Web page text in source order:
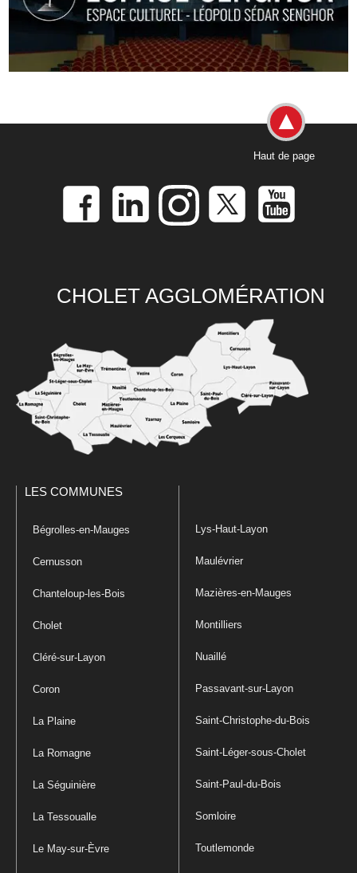
Haut de page
CHOLET AGGLOMÉRATION
LES COMMUNES
Bégrolles-en-Mauges
Cernusson
Chanteloup-les-Bois
Cholet
Cléré-sur-Layon
Coron
La Plaine
La Romagne
La Séguinière
La Tessoualle
Le May-sur-Èvre
Lys-Haut-Layon
Maulévrier
Mazières-en-Mauges
Montilliers
Nuaillé
Passavant-sur-Layon
Saint-Christophe-du-Bois
Saint-Léger-sous-Cholet
Saint-Paul-du-Bois
Somloire
Toutlemonde